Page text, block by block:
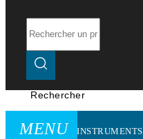
Rechercher
MENU INSTRUMENTS